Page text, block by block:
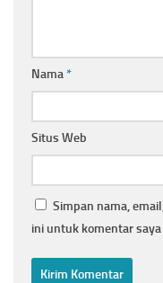
Nama*
Situs Web
Simpan nama,
ini untuk komentar